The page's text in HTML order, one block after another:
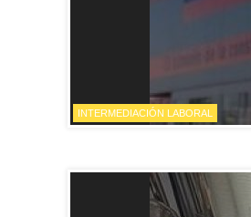
INTERMEDIACIÓN LABORAL